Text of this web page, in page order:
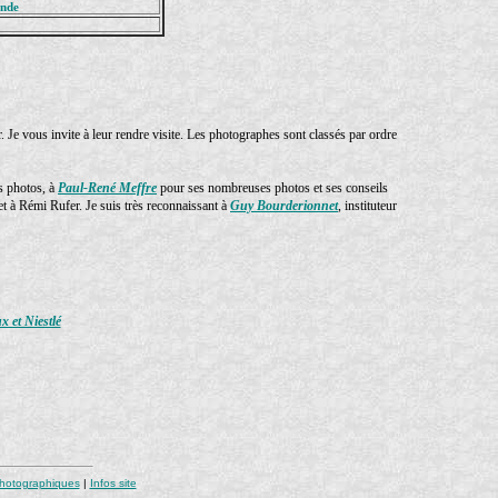
vous invite à leur rendre visite. Les photographes sont classés par ordre
photos, à Paul-René Meffre pour ses nombreuses photos et ses conseils
à Rémi Rufer. Je suis très reconnaissant à Guy Bourderionnet, instituteur
et Niestlé
| Infos site